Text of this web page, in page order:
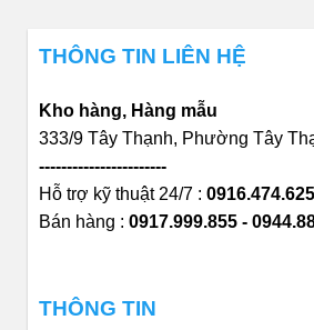
THÔNG TIN LIÊN HỆ
Kho hàng, Hàng mẫu
333/9 Tây Thạnh, Phường Tây
-----------------------
Hỗ trợ kỹ thuật 24/7 : 0916.474.625
Bán hàng : 0917.999.855 -
THÔNG TIN